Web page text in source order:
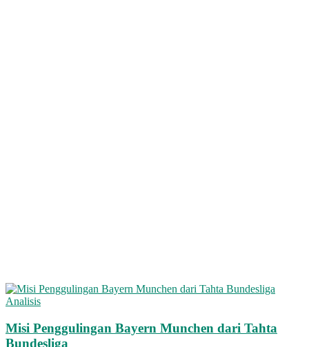
Analisis
Misi Penggulingan Bayern Munchen dari Tahta
Bundesliga